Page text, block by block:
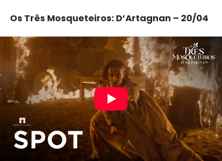
Os Três Mosqueteiros: D’Artagnan – 20/04